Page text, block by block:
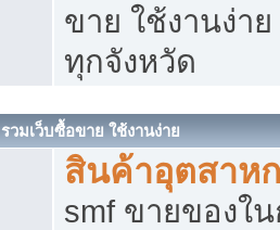
ขาย ใช้งานง่า
ทุกจังหวัด
รวมเว็บซื้อขาย ใช้งานง่าย
สินค้าอุตสาห
smf ขายของใ